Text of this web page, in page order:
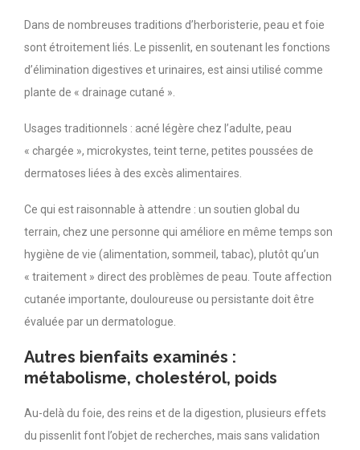
Dans de nombreuses traditions d’herboristerie, peau et foie
sont étroitement liés. Le pissenlit, en soutenant les fonctions
d’élimination digestives et urinaires, est ainsi utilisé comme
plante de « drainage cutané ».
Usages traditionnels : acné légère chez l’adulte, peau
« chargée », microkystes, teint terne, petites poussées de
dermatoses liées à des excès alimentaires.
Ce qui est raisonnable à attendre : un soutien global du
terrain, chez une personne qui améliore en même temps son
hygiène de vie (alimentation, sommeil, tabac), plutôt qu’un
« traitement » direct des problèmes de peau. Toute affection
cutanée importante, douloureuse ou persistante doit être
évaluée par un dermatologue.
Autres bienfaits examinés :
métabolisme, cholestérol, poids
Au-delà du foie, des reins et de la digestion, plusieurs effets
du pissenlit font l’objet de recherches, mais sans validation